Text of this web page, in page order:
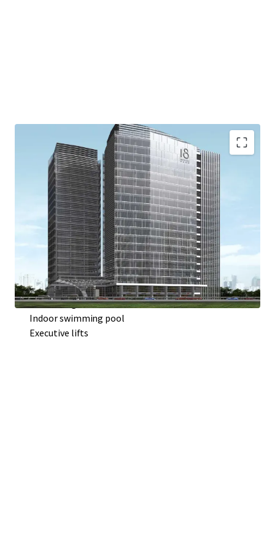
Easy access to/from CBD area
Accessible to/from Jakarta Outer Ring Road TOLL, to
reach West Jakarta (Soekarno-Hatta International
Airport) and East Jakarta (Halim Perdanakusuma
Airport and Cawang)
Extensive retail area
Grand floating lobby
Contemporary architecture
Generous green area
Indoor swimming pool
Executive lifts